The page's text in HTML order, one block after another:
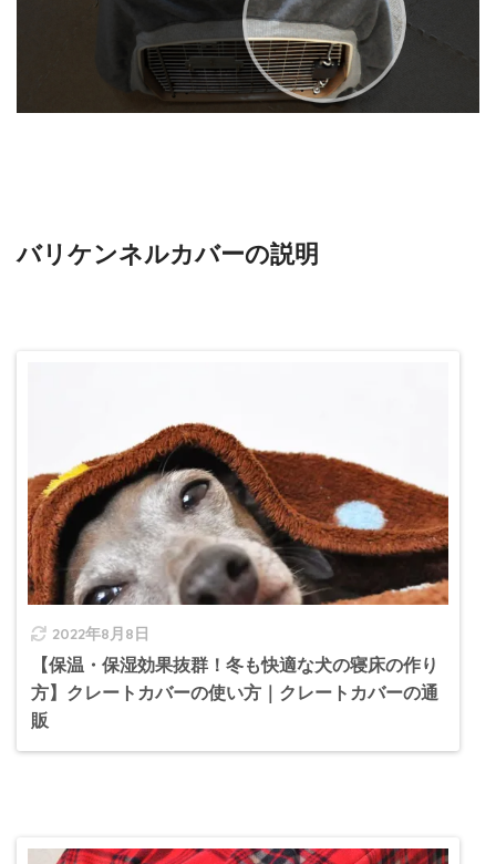
バリケンネルカバーの説明
2022年8月8日
【保温・保湿効果抜群！冬も快適な犬の寝床の作り
方】クレートカバーの使い方｜クレートカバーの通
販